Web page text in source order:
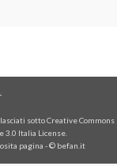
sotto Creative Commons
3.0 Italia License.
pagina - © befan.it